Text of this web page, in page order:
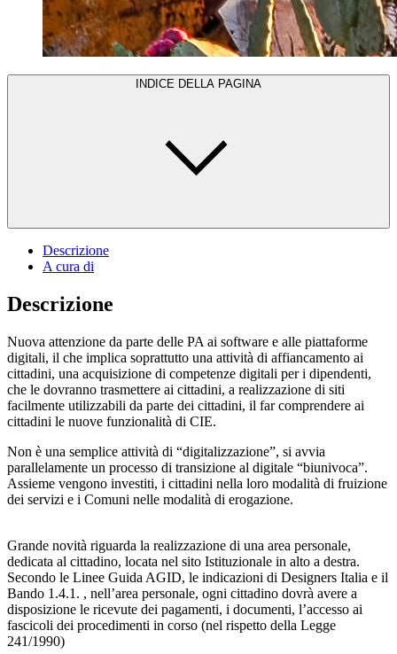
INDICE DELLA PAGINA
Descrizione
A cura di
Descrizione
Nuova attenzione da parte delle PA ai software e alle piattaforme
digitali, il che implica soprattutto una attività di affiancamento ai
cittadini, una acquisizione di competenze digitali per i dipendenti,
che le dovranno trasmettere ai cittadini, a realizzazione di siti
facilmente utilizzabili da parte dei cittadini, il far comprendere ai
cittadini le nuove funzionalità di CIE.
Non è una semplice attività di “digitalizzazione”, si avvia
parallelamente un processo di transizione al digitale “biunivoca”.
Assieme vengono investiti, i cittadini nella loro modalità di fruizione
dei servizi e i Comuni nelle modalità di erogazione.
Grande novità riguarda la realizzazione di una area personale,
dedicata al cittadino, locata nel sito Istituzionale in alto a destra.
Secondo le Linee Guida AGID, le indicazioni di Designers Italia e il
Bando 1.4.1. , nell’area personale, ogni cittadino dovrà avere a
disposizione le ricevute dei pagamenti, i documenti, l’accesso ai
fascicoli dei procedimenti in corso (nel rispetto della Legge
241/1990)